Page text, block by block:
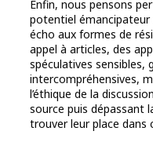
Enfin, nous pensons
potentiel émancipateur
écho aux formes de
appel à articles, des
spéculatives sensibles,
intercompréhensives,
l’éthique de la
source puis dépassant
trouver leur place dans